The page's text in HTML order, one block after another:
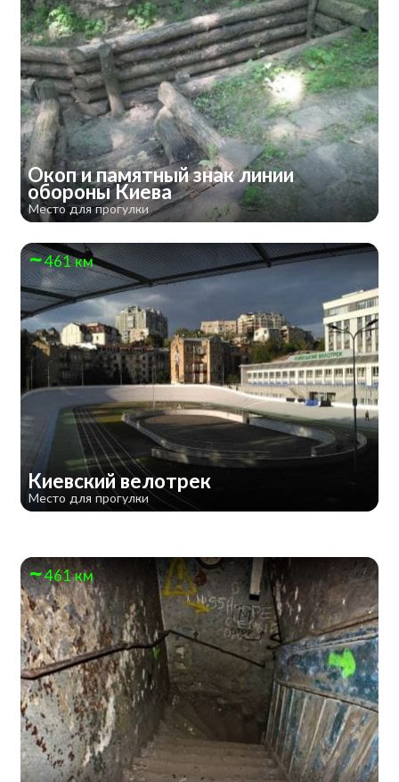
Окоп и памятный знак линии
обороны Киева
Место для прогулки
461 км
Киевский велотрек
Место для прогулки
461 км